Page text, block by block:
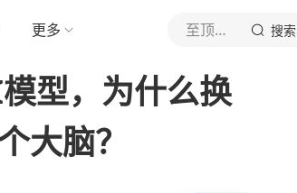
更多 至顶科技 搜索
型，为什么换
大脑？